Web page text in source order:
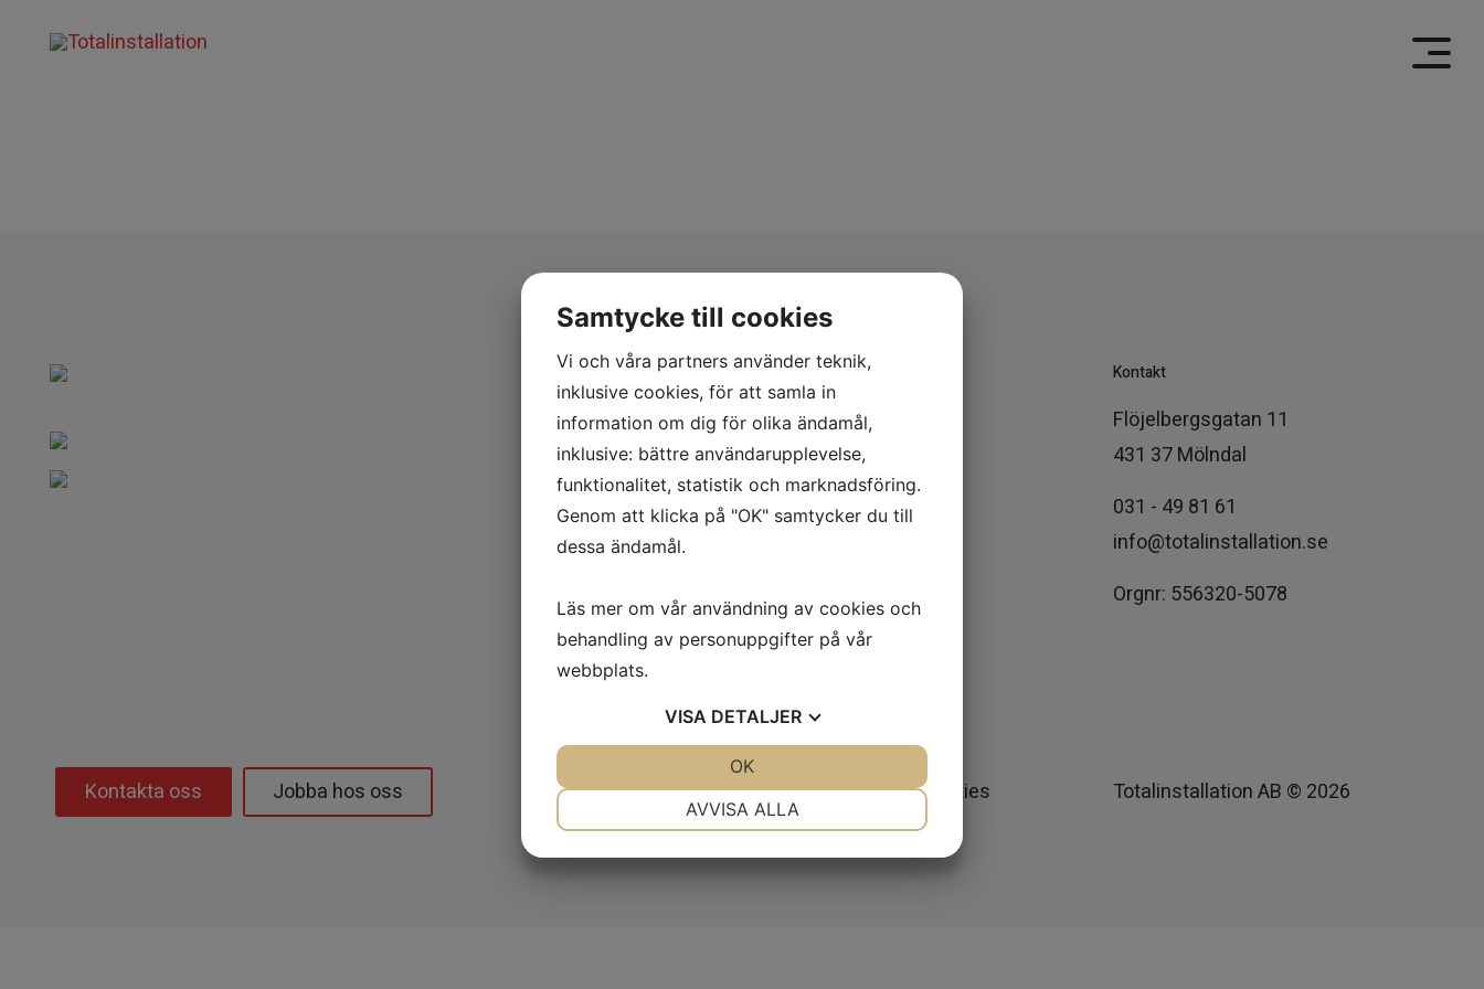
Om oss
Tjänster
Referensprojekt
Om oss
Kontakt
Flöjelbergsgatan 11
431 37 Mölndal
031 - 49 81 61
info@totalinstallation.se
Orgnr: 556320-5078
Kontakta oss Jobba hos oss Integritetspolicy Cookies Totalinstallation AB © 2026
Samtycke till cookies
Vi och våra partners använder teknik,
inklusive cookies, för att samla in
information om dig för olika ändamål,
inklusive: bättre användarupplevelse,
funktionalitet, statistik och marknadsföring.
Genom att klicka på "OK" samtycker du till
dessa ändamål.
Läs mer om vår användning av cookies och
behandling av personuppgifter på vår
webbplats.
VISA DETALJER
AVVISA ALLA
OK